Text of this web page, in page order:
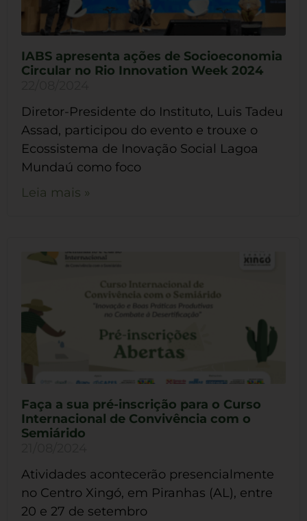
IABS apresenta ações de Socioeconomia
Circular no Rio Innovation Week 2024
Diretor-Presidente do Instituto, Luis Tadeu
Assad, participou do evento e trouxe o
Ecossistema de Inovação Social Lagoa
Mundaú como foco
Leia mais »
Faça a sua pré-inscrição para o Curso
Internacional de Convivência com o
Semiárido
Atividades acontecerão presencialmente
no Centro Xingó, em Piranhas (AL), entre
20 e 27 de setembro